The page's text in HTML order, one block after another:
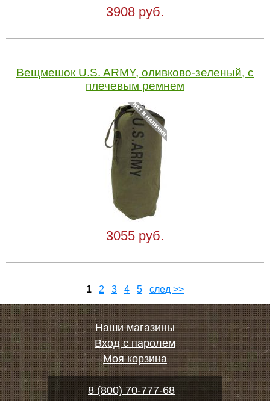
3908 руб.
Вещмешок U.S. ARMY, оливково-зеленый, с
плечевым ремнем
3055 руб.
1 2 3 4 5 след >>
Наши магазины
Вход с паролем
Моя корзина
8 (800) 70-777-68